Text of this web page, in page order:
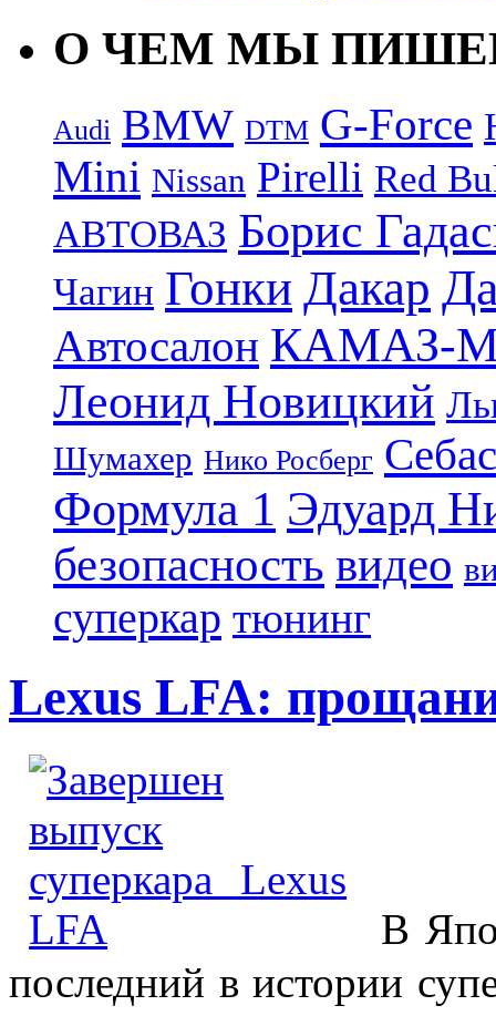
О ЧЕМ МЫ
Audi BMW DTM G-Force
Mini Nissan Pirelli Red
АВТОВАЗ Борис
Чагин Гонки Дакар
Автосалон КАМАЗ-
Леонид Новицкий
Шумахер Нико Росберг
Формула 1 Эдуард
безопасность видео
суперкар тюнинг
Lexus LFA:
В
последний в истории